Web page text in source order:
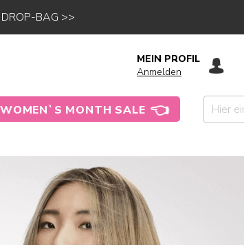
BAG >>
MEIN PROFIL
Anmelden
WOMEN`S MONTH SALE 👈